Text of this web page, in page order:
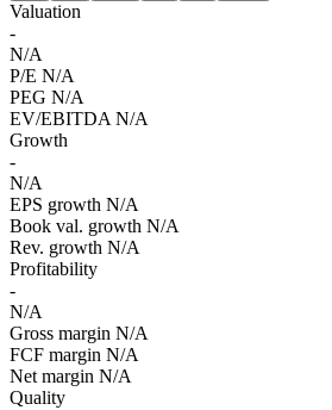
Valuation
-
N/A
P/E N/A
PEG N/A
EV/EBITDA N/A
Growth
-
N/A
EPS growth N/A
Book val. growth N/A
Rev. growth N/A
Profitability
-
N/A
Gross margin N/A
FCF margin N/A
Net margin N/A
Quality